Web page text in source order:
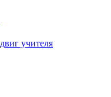
учителя